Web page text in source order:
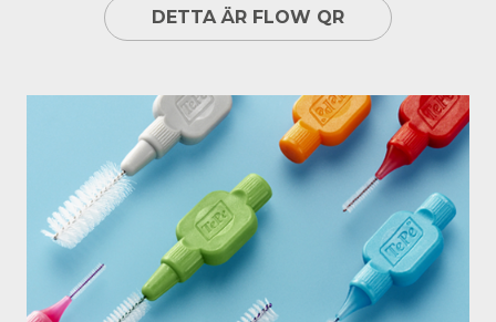
DETTA ÄR FLOW QR